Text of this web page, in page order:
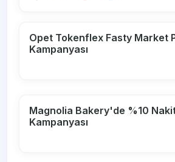
Opet Tokenflex Fasty Market
Kampanyası
Magnolia Bakery'de %10
Kampanyası